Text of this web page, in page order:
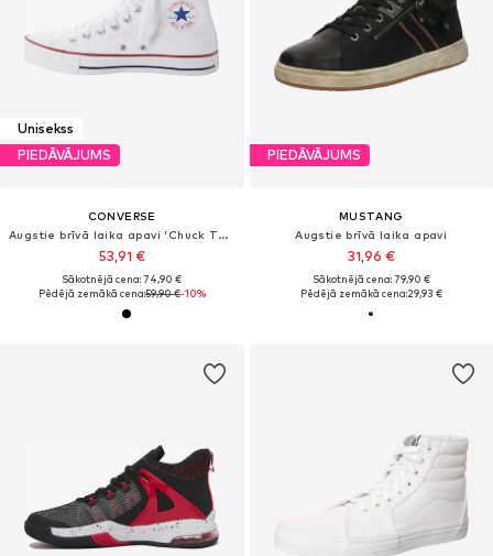
Unisekss
PIEDĀVĀJUMS
CONVERSE
Augstie brīvā laika apavi 'Chuck Taylor All Star'
53,91 €
Sākotnējā cena: 74,90 €
Pēdējā zemākā cena:59,90 €-10%
PIEDĀVĀJUMS
MUSTANG
Augstie brīvā laika apavi
31,96 €
Sākotnējā cena: 79,90 €
Pēdējā zemākā cena:29,93 €